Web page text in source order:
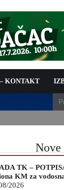
KONTAKT
Nove
TK –
KM za
2026